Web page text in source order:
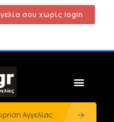
σου χωρίς login
Αγγελίας